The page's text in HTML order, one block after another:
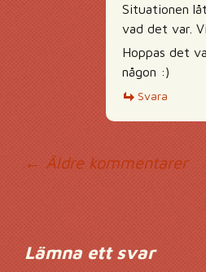
Situationen
vad det var.
Hoppas det
någon :)
Svara
← Äldre kommentarer
Lämna ett svar